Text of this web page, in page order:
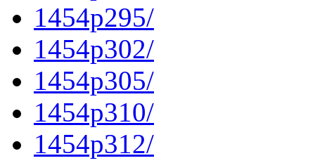
1454p295/
1454p302/
1454p305/
1454p310/
1454p312/